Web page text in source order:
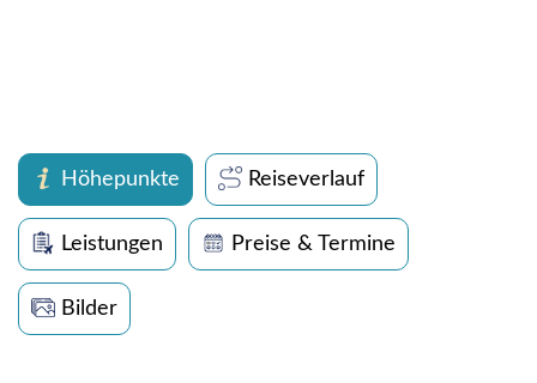
Höhepunkte Reiseverlauf
Leistungen Preise & Termine
Bilder